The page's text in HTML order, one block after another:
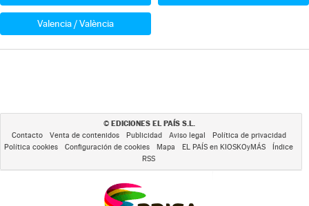
Valencia / València
© EDICIONES EL PAÍS S.L.
Contacto Venta de contenidos Publicidad Aviso legal
Política de privacidad
Política cookies
Configuración de cookies Mapa EL PAÍS en KIOSKOyMÁS
Índice
RSS